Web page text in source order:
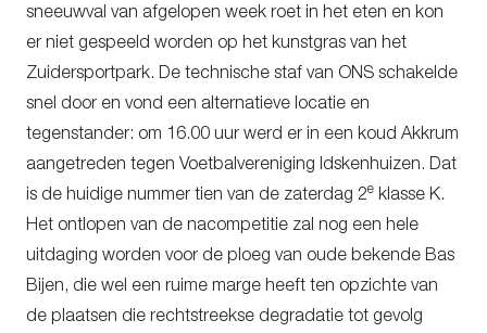
sneeuwval van afgelopen week roet in het eten en kon
er niet gespeeld worden op het kunstgras van het
Zuidersportpark. De technische staf van ONS schakelde
snel door en vond een alternatieve locatie en
tegenstander: om 16.00 uur werd er in een koud Akkrum
aangetreden tegen Voetbalvereniging Idskenhuizen. Dat
is de huidige nummer tien van de zaterdag 2e klasse K.
Het ontlopen van de nacompetitie zal nog een hele
uitdaging worden voor de ploeg van oude bekende Bas
Bijen, die wel een ruime marge heeft ten opzichte van
de plaatsen die rechtstreekse degradatie tot gevolg